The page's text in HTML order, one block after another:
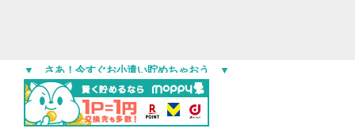
▼ さあ！今すぐお小遣い貯めちゃおう ▼